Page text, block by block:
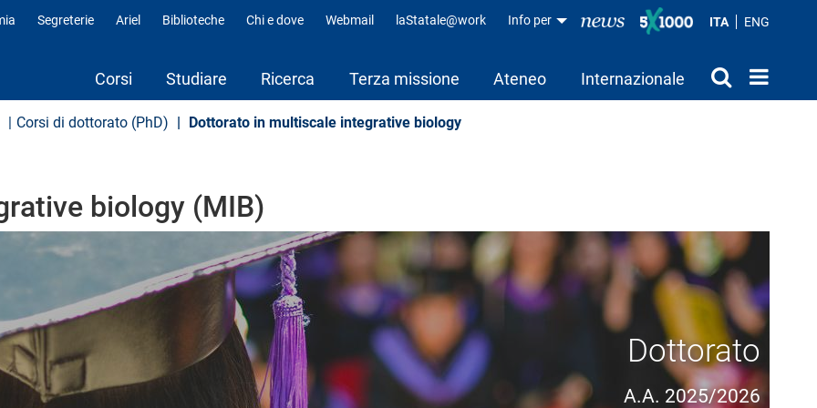
ITA ENG
Segreterie Ariel Biblioteche Chi e dove Webmail laStatale@work Info per
Corsi Studiare Ricerca Terza missione Ateneo Internazionale
Corsi di dottorato (PhD)
Dottorato in multiscale integrative biology
biology (MIB)
Dottorato
A.A. 2025/2026